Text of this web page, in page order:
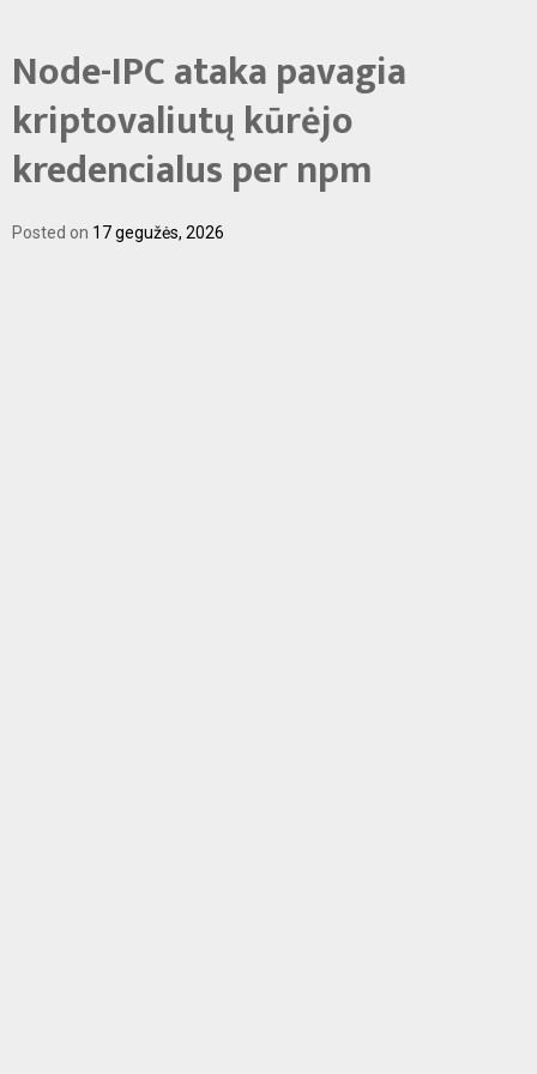
Skip
content
Node-IPC ataka pavagia
kriptovaliutų kūrėjo
kredencialus per npm
Posted on 17 gegužės, 2026